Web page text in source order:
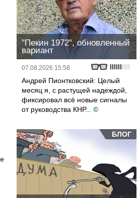
"Пекин 1972", обновленный
вариант
07.08.2026 15:58
Андрей Пионтковский: Целый
месяц я, с растущей надеждой,
фиксировал всё новые сигналы
от руководства КНР...
©
БЛОГ